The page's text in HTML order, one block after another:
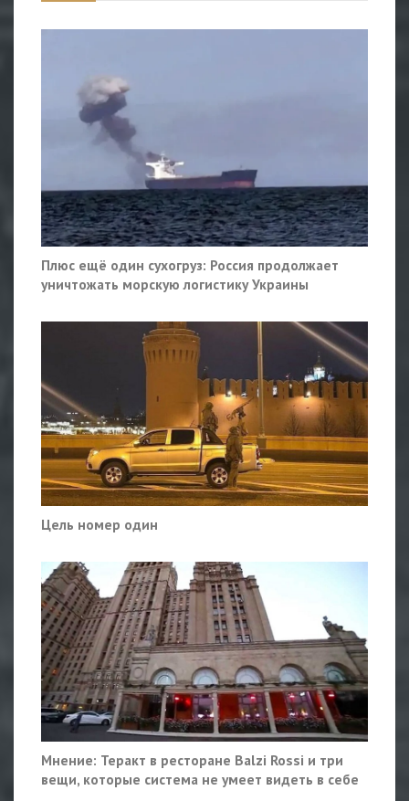
Плюс ещё один сухогруз: Россия продолжает
уничтожать морскую логистику Украины
Цель номер один
Мнение: Теракт в ресторане Balzi Rossi и три
вещи, которые система не умеет видеть в себе